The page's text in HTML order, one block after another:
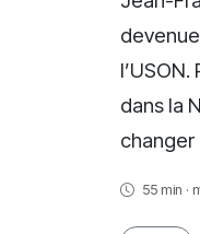
dans la
changer
55 min ·